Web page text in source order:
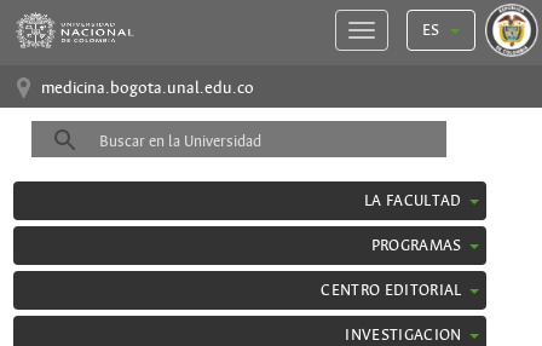
ES
medicina.bogota.unal.edu.co
LA FACULTAD
PROGRAMAS
CENTRO EDITORIAL
INVESTIGACION